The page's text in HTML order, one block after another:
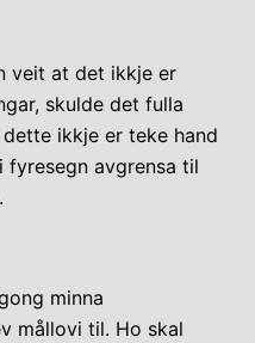
veit at det ikkje er
skulde det fulla
ikkje er teke hand
fyresegn avgrensa til
minna
mållovi til. Ho skal